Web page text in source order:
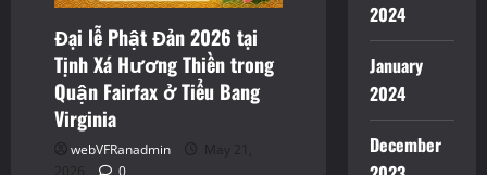
Đại lễ Phật Đản 2026 tại
Tịnh Xá Hương Thiền trong
Quận Fairfax ở Tiểu Bang
Virginia
webVFRanadmin
May 21,
2024
January
2024
December